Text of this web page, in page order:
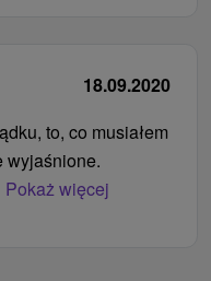
18.09.2020
to, co musiałem
wyjaśnione.
Pokaż więcej